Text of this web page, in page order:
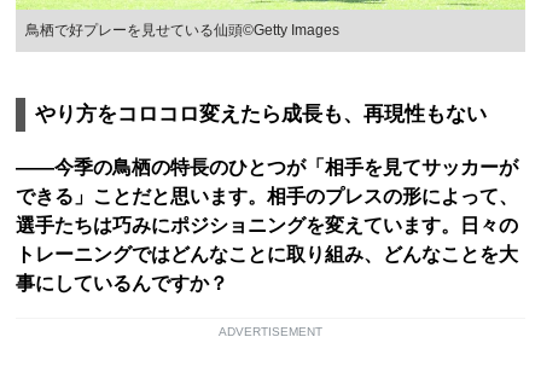
鳥栖で好プレーを見せている仙頭©Getty Images
やり方をコロコロ変えたら成長も、再現性もない
――今季の鳥栖の特長のひとつが「相手を見てサッカーが
できる」ことだと思います。相手のプレスの形によって、
選手たちは巧みにポジショニングを変えています。日々の
トレーニングではどんなことに取り組み、どんなことを大
事にしているんですか？
ADVERTISEMENT